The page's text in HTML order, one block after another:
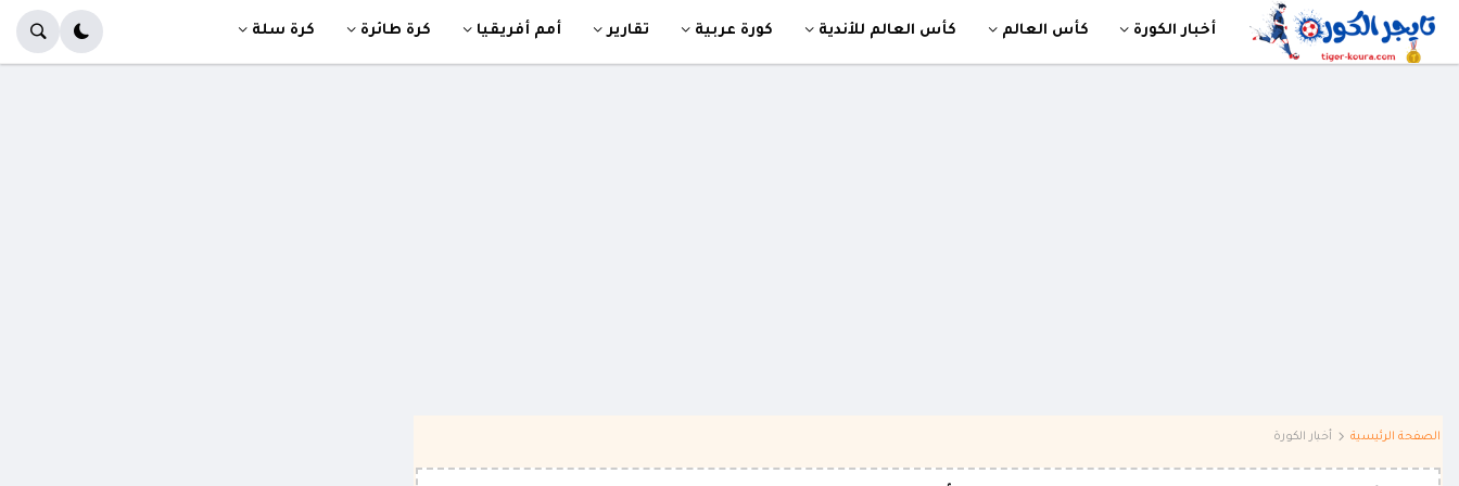
أخبار الكورة كأس العالم كأس العالم للأندية كورة عربية تقارير أمم أفريقيا كرة طائرة كرة سلة
الصفحة الرئيسية أخبار الكورة